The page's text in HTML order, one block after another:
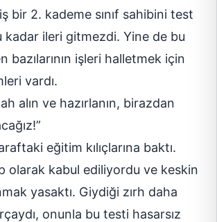
bir 2. kademe sınıf sahibini test
kadar ileri gitmezdi. Yine de bu
bazılarının işleri halletmek için
vardı.
alın ve hazırlanın, birazdan
eğitim kılıçlarına baktı.
olarak kabul ediliyordu ve keskin
yasaktı. Giydiği zırh daha
onunla bu testi hasarsız